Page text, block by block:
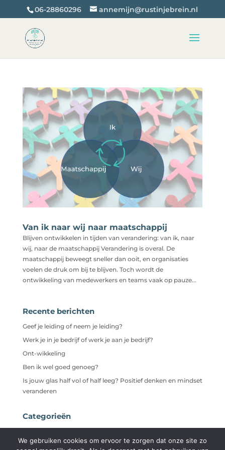
06-28860296 annemijn@rustinjebrein.nl
Van ik naar wij naar maatschappij
Blijven ontwikkelen in tijden van verandering: van ik, naar
wij, naar de maatschappij Verandering is overal. De
maatschappij beweegt sneller dan ooit, en organisaties
voelen de druk om bij te blijven. Toch wordt de
ontwikkeling van medewerkers en teams vaak op pauze...
Recente berichten
Geef je leiding of neem je leiding?
Werk je in je bedrijf of werk je aan je bedrijf?
Ont-wikkeling
Ben ik wel goed genoeg?
Is jouw glas half vol of half leeg? Positief denken en mindset
veranderen
Categorieën
We gebruiken cookies om ervoor te zorgen dat onze site zo